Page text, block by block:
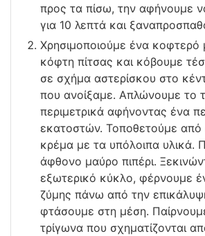
προς τα πίσω, την αφήνουμε
για 10 λεπτά και
Χρησιμοποιούμε ένα κοφτερό
κόφτη πίτσας και κόβουμε
σε σχήμα αστερίσκου στο
που ανοίξαμε. Απλώνουμε το
περιμετρικά αφήνοντας ένα
εκατοστών. Τοποθετούμε από
κρέμα με τα υπόλοιπα υλικά.
άφθονο μαύρο πιπέρι.
εξωτερικό κύκλο, φέρνουμε
ζύμης πάνω από την
φτάσουμε στη μέση.
τρίγωνα που σχηματίζονται